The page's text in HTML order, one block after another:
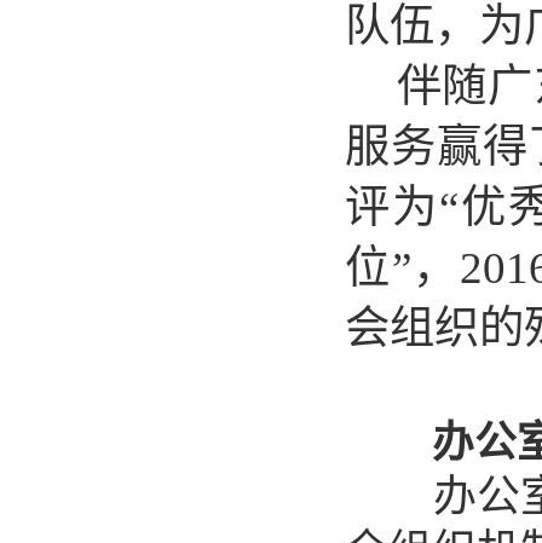
队伍，
伴随
服务赢得
评为“优
位”，
会组织的
办公
办公